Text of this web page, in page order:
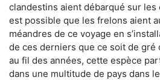
clandestins aient débarqué sur
est possible que les frelons aient
méandres de ce voyage en
de ces derniers que ce soit de gré
au fil des années, cette espèce
dans une multitude de pays dans